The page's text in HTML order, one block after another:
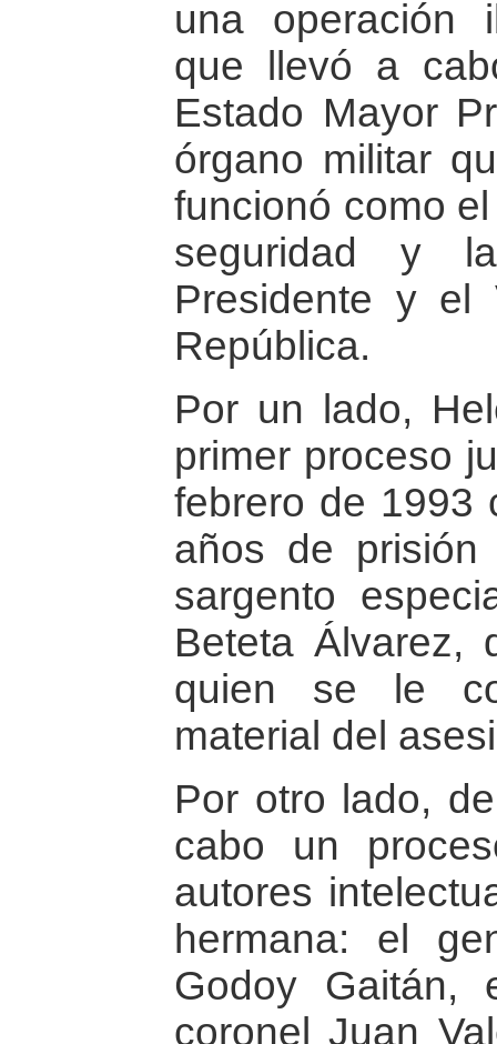
una operación
que llevó a
Estado Mayor
órgano militar
funcionó como
seguridad y
Presidente y el
República.
Por un lado,
primer proceso
febrero de 1993
años de
sargento
Beteta Álvarez,
quien se le
material del
Por otro lado,
cabo un
autores
hermana: el
Godoy
coronel Juan